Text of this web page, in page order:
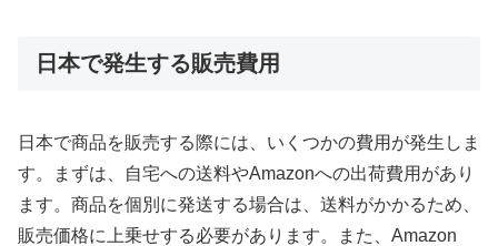
日本で発生する販売費用
日本で商品を販売する際には、いくつかの費用が発生しま
す。まずは、自宅への送料やAmazonへの出荷費用があり
ます。商品を個別に発送する場合は、送料がかかるため、
販売価格に上乗せする必要があります。また、Amazon